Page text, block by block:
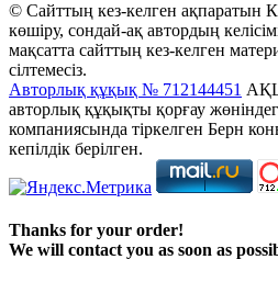
© Сайттың кез-келген
көшіру, сондай-ақ автордың
мақсатта сайттың кез-келген
сілтемесіз.
Авторлық құқық № 712144451
авторлық құқықты қорғау
компаниясында тіркелген Берн
кепілдік берілген.
Thanks for your order!
We will contact you as soon as